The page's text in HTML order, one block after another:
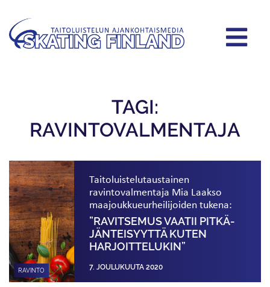
TAGI:
RAVINTOVALMENTAJA
RAVINTO
Taitoluistelu­taustainen
ravintovalmentaja Mia Laakso
maajoukkue­urheilijoiden tukena:
”RAVITSEMUS VAATII PITKÄ­
JÄNTEISYYTTÄ KUTEN
HARJOITTELUKIN”
7. JOULUKUUTA 2020